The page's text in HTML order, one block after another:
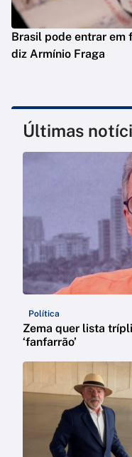
Brasil pode entrar em
diz Armínio Fraga
Últimas
Política
Zema quer lista
‘fanfarrão’